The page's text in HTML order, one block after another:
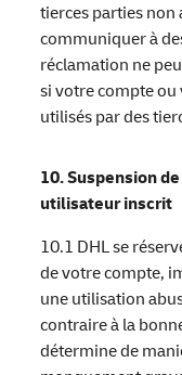
tierces parties non
communiquer à
réclamation ne
si votre compte
utilisés par des
10. Suspension
utilisateur inscrit
10.1 DHL se
de votre compte,
une utilisation
contraire à la
détermine de